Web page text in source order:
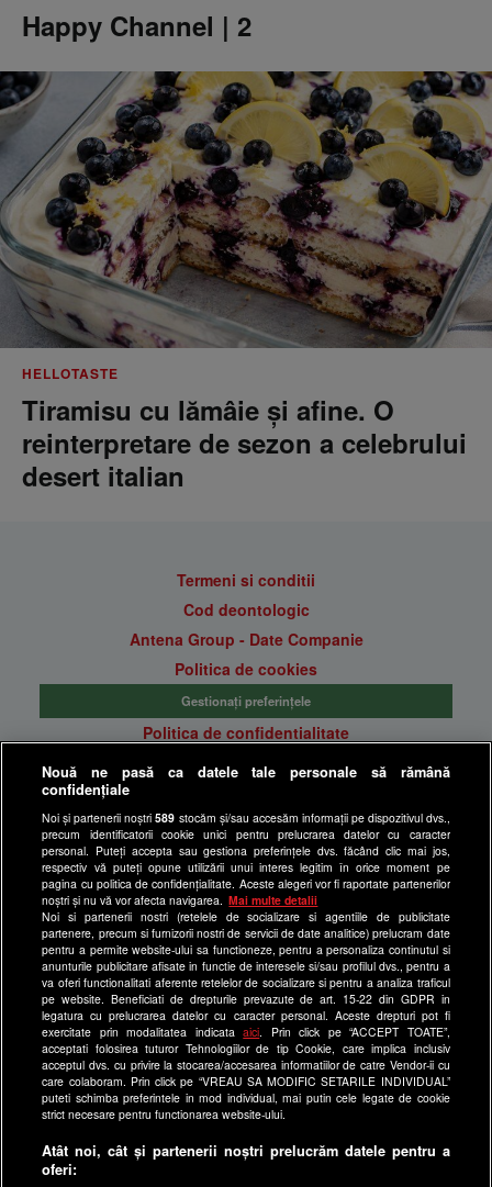
Happy Channel | 2
HELLOTASTE
Tiramisu cu lămâie și afine. O
reinterpretare de sezon a celebrului
desert italian
Termeni si conditii
Cod deontologic
Antena Group - Date Companie
Politica de cookies
Gestionați preferințele
Politica de confidentialitate
Anunturi gratuite pe Lajumate.ro
Program Happy Channel
Echipa editorială
Site-uri Antena Group
a1.ro
antenastars.ro
as.ro
catine.ro
chefi.ro
deparinti.ro
medicool.ro
spynews.ro
Nouă ne pasă ca datele tale personale să rămână
confidențiale
Noi și partenerii noștri589 stocăm și/sau accesăm informații pe dispozitivul dvs.,
precum identificatorii cookie unici pentru prelucrarea datelor cu caracter
personal. Puteți accepta sau gestiona preferințele dvs. făcând clic mai jos,
respectiv vă puteți opune utilizării unui interes legitim în orice moment pe
pagina cu politica de confidențialitate. Aceste alegeri vor fi raportate partenerilor
noștri și nu vă vor afecta navigarea.
Mai multe detalii
Noi si partenerii nostri (retelele de socializare si agentiile de publicitate
partenere, precum si furnizorii nostri de servicii de date analitice) prelucram date
pentru a permite website-ului sa functioneze, pentru a personaliza continutul si
anunturile publicitare afisate in functie de interesele si/sau profilul dvs., pentru a
va oferi functionalitati aferente retelelor de socializare si pentru a analiza traficul
pe website. Beneficiati de drepturile prevazute de art. 15-22 din GDPR in
legatura cu prelucrarea datelor cu caracter personal. Aceste drepturi pot fi
exercitate prin modalitatea indicataaici . Prin click pe “ACCEPT TOATE”,
acceptati folosirea tuturor Tehnologiilor de tip Cookie, care implica inclusiv
acceptul dvs. cu privire la stocarea/accesarea informatiilor de catre Vendor-ii cu
care colaboram. Prin click pe “VREAU SA MODIFIC SETARILE INDIVIDUAL”
puteti schimba preferintele in mod individual, mai putin cele legate de cookie
strict necesare pentru functionarea website-ului.
Atât noi, cât și partenerii noștri prelucrăm datele pentru a
oferi: